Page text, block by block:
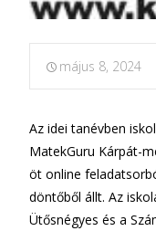
május 8, 2024
Az idei tanévben
MatekGuru Kárpát-
öt online
döntőből állt. Az
Ütősnégyes és a